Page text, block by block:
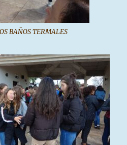
BAÑOS TERMALES